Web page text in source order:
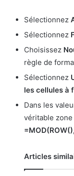
Sélectionnez
Sélectionnez
Choisissez
règle de
Sélectionnez
les cellules à
Dans les
véritable
Articles